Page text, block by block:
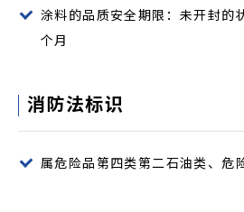
涂料的品质安全期限：未开封的
个月
消防法标识
属危险品第四类第二石油类、危